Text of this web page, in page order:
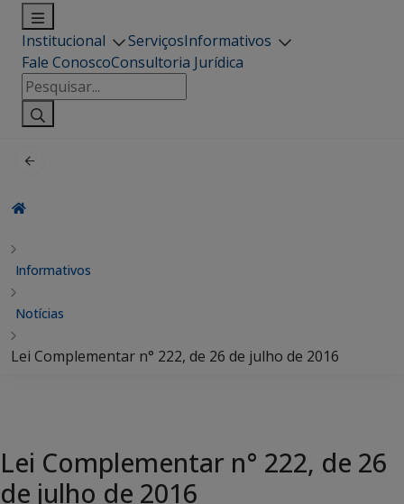
Institucional ServiçosInformativos
Fale ConoscoConsultoria Jurídica
Pesquisar
por:
Informativos
Notícias
Lei Complementar n° 222, de 26 de julho de 2016
Lei Complementar n° 222, de 26
de julho de 2016